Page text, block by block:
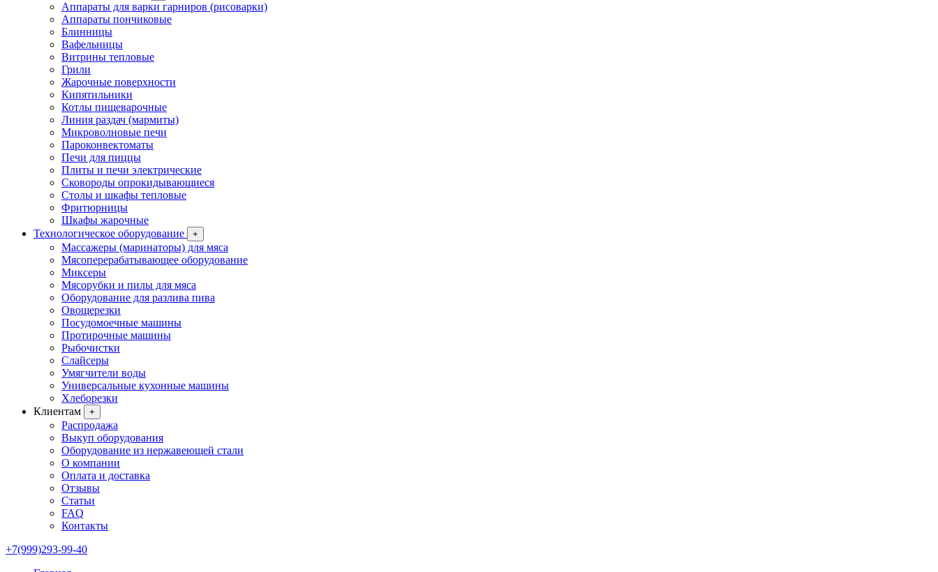
Аппараты для варки гарниров (рисоварки)
Аппараты пончиковые
Блинницы
Вафельницы
Витрины тепловые
Грили
Жарочные поверхности
Кипятильники
Котлы пищеварочные
Линия раздач (мармиты)
Микроволновые печи
Пароконвектоматы
Печи для пиццы
Плиты и печи электрические
Сковороды опрокидывающиеся
Столы и шкафы тепловые
Фритюрницы
Шкафы жарочные
Технологическое оборудование
+
Массажеры (маринаторы) для мяса
Мясоперерабатывающее оборудование
Миксеры
Мясорубки и пилы для мяса
Оборудование для разлива пива
Овощерезки
Посудомоечные машины
Протирочные машины
Рыбочистки
Слайсеры
Умягчители воды
Универсальные кухонные машины
Хлеборезки
Клиентам
+
Распродажа
Выкуп оборудования
Оборудование из нержавеющей стали
О компании
Оплата и доставка
Отзывы
Статьи
FAQ
Контакты
+7(999)293-99-40